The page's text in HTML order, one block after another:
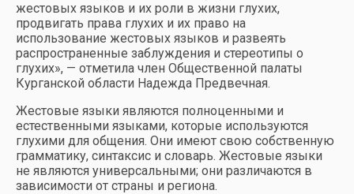
жестовых языков и их роли в жизни глухих,
продвигать права глухих и их право на
использование жестовых языков и развеять
распространенные заблуждения и стереотипы о
глухих», — отметила член Общественной палаты
Курганской области Надежда Предвечная.
Жестовые языки являются полноценными и
естественными языками, которые используются
глухими для общения. Они имеют свою собственную
грамматику, синтаксис и словарь. Жестовые языки
не являются универсальными; они различаются в
зависимости от страны и региона.